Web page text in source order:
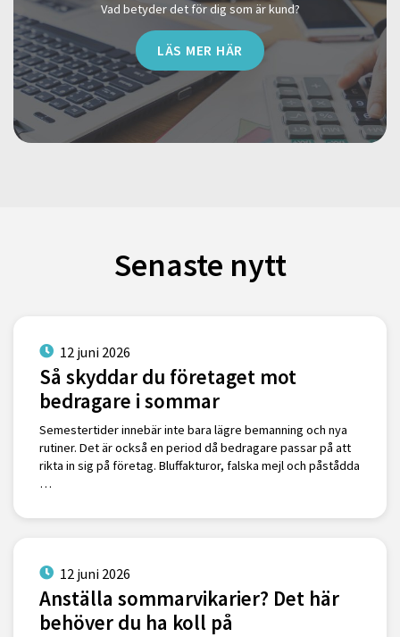
Vad betyder det för dig som är kund?
LÄS MER HÄR
Senaste nytt
12 juni 2026
Så skyddar du företaget mot
bedragare i sommar
Semestertider innebär inte bara lägre bemanning och nya
rutiner. Det är också en period då bedragare passar på att
rikta in sig på företag. Bluffakturor, falska mejl och påstådda
…
12 juni 2026
Anställa sommarvikarier? Det här
behöver du ha koll på